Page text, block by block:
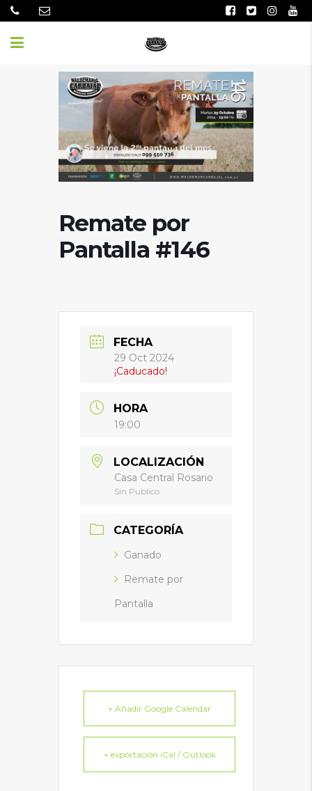
Remate por
Pantalla #146
FECHA
29 Oct 2024
¡Caducado!
HORA
19:00
LOCALIZACIÓN
Casa Central Rosario
Sin Publico
CATEGORÍA
Ganado
Remate por
Pantalla
+ Añadir Google Calendar
+ exportación iCal / Outlook